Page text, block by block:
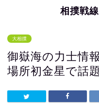
相撲戦線
大相撲
御嶽海の力士情
場所初金星で話